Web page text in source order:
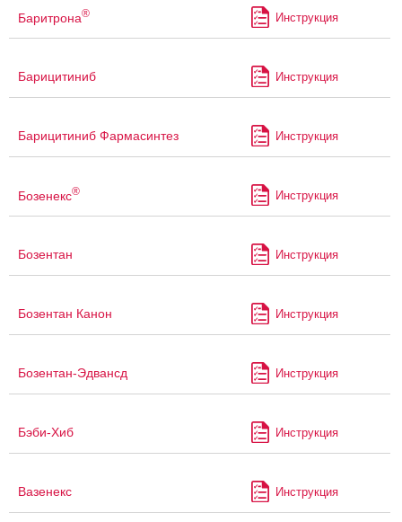
Баритрона® Инструкция
Барицитиниб Инструкция
Барицитиниб Фармасинтез Инструкция
Бозенекс® Инструкция
Бозентан Инструкция
Бозентан Канон Инструкция
Бозентан-Эдвансд Инструкция
Бэби-Хиб Инструкция
Вазенекс Инструкция